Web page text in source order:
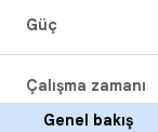
Güç
Çalışma zamanı
Genel bakış